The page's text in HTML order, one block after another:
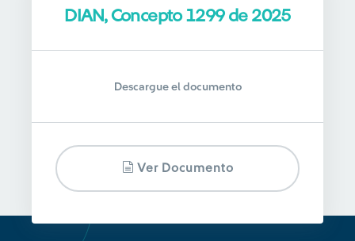
DIAN, Concepto 1299 de 2025
Descargue el documento
Ver Documento